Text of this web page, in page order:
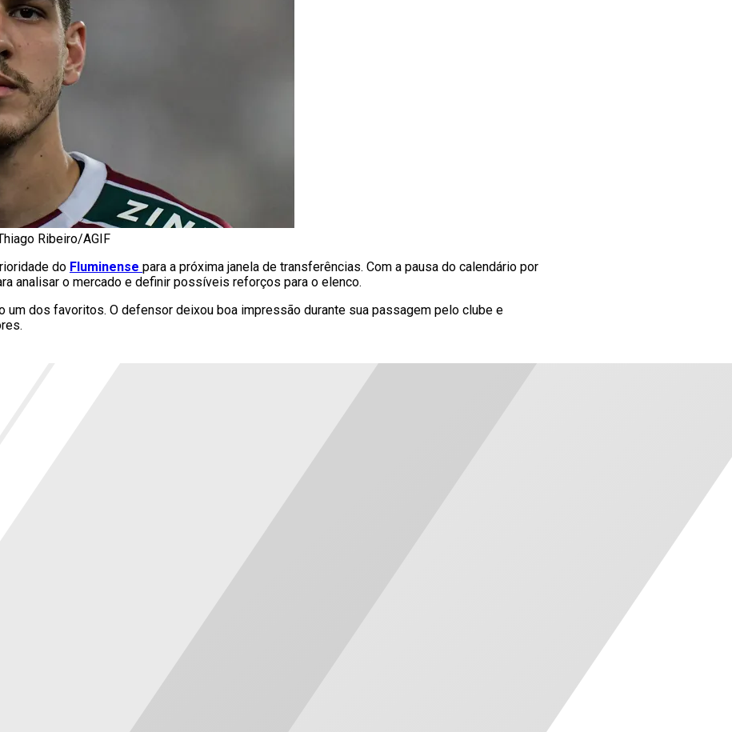
Ribeiro/AGIF
do Fluminense para a próxima janela de transferências. Com a pausa do calendário por
analisar o mercado e definir possíveis reforços para o elenco.
um dos favoritos. O defensor deixou boa impressão durante sua passagem pelo clube e